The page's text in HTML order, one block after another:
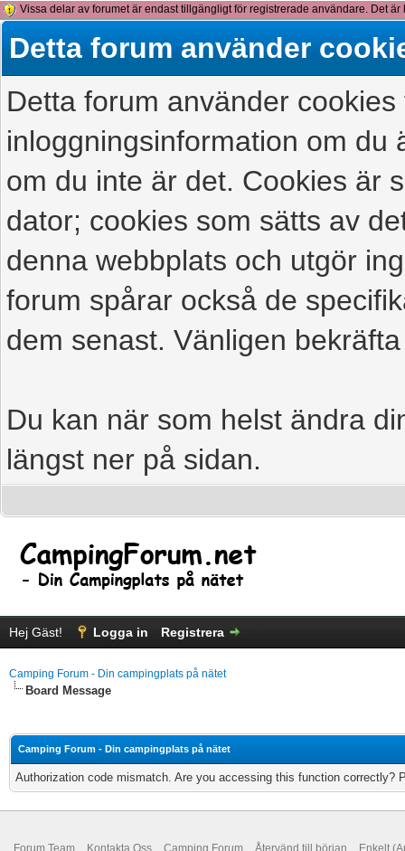
Vissa delar av forumet är endast tillgängligt för registrerade användare. Det
detta meddelande.
Detta forum använder
Detta forum använder
inloggningsinformation om du
om du inte är det. Cookies är
dator; cookies som sätts av
denna webbplats och utgör
forum spårar också de
dem senast. Vänligen
Du kan när som helst ändra
längst ner på sidan.
Hej Gäst! Logga in Registrera
Camping Forum - Din campingplats på nätet
Board Message
Camping Forum - Din campingplats på nätet
Authorization code mismatch. Are you accessing this function correctly?
Forum Team Kontakta Oss Camping Forum Återvänd till början Enkelt